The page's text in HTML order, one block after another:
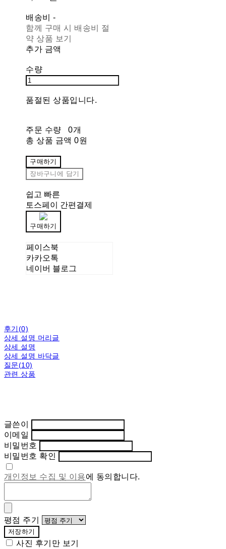
배송비-
함께 구매 시 배송비 절
약 상품 보기
추가 금액
수량
품절된 상품입니다.
주문 수량
0개
총 상품 금액 0원
구매하기
장바구니에 담기
쉽고 빠른
토스페이 간편결제
구매하기
페이스북
카카오톡
네이버 블로그
후기(0)
상세 설명 머리글
상세 설명
상세 설명 바닥글
질문(10)
관련 상품
글쓴이
이메일
비밀번호
비밀번호 확인
개인정보 수집 및 이용에 동의합니다.
평점 주기
저장하기
사진 후기만 보기